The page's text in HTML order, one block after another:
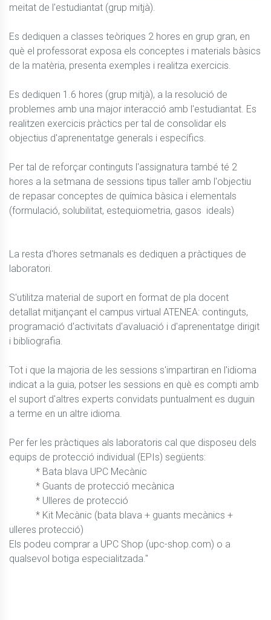
meitat de l'estudiantat (grup mitjà).
Es dediquen a classes teòriques 2 hores en grup gran, en
què el professorat exposa els conceptes i materials bàsics
de la matèria, presenta exemples i realitza exercicis.
Es dediquen 1.6 hores (grup mitjà), a la resolució de
problemes amb una major interacció amb l'estudiantat. Es
realitzen exercicis pràctics per tal de consolidar els
objectius d'aprenentatge generals i específics.
Per tal de reforçar continguts l'assignatura també té 2
hores a la setmana de sessions tipus taller amb l'objectiu
de repasar conceptes de química bàsica i elementals
(formulació, solubilitat, estequiometria, gasos  ideals)
La resta d'hores setmanals es dediquen a pràctiques de
laboratori.
S'utilitza material de suport en format de pla docent
detallat mitjançant el campus virtual ATENEA: continguts,
programació d'activitats d'avaluació i d'aprenentatge dirigit
i bibliografia.
Tot i que la majoria de les sessions s'impartiran en l'idioma
indicat a la guia, potser les sessions en què es compti amb
el suport d'altres experts convidats puntualment es duguin
a terme en un altre idioma.
Per fer les pràctiques als laboratoris cal que disposeu dels
equips de protecció individual (EPIs) següents:
ulleres protecció)
Els podeu comprar a UPC Shop (upc-shop.com) o a